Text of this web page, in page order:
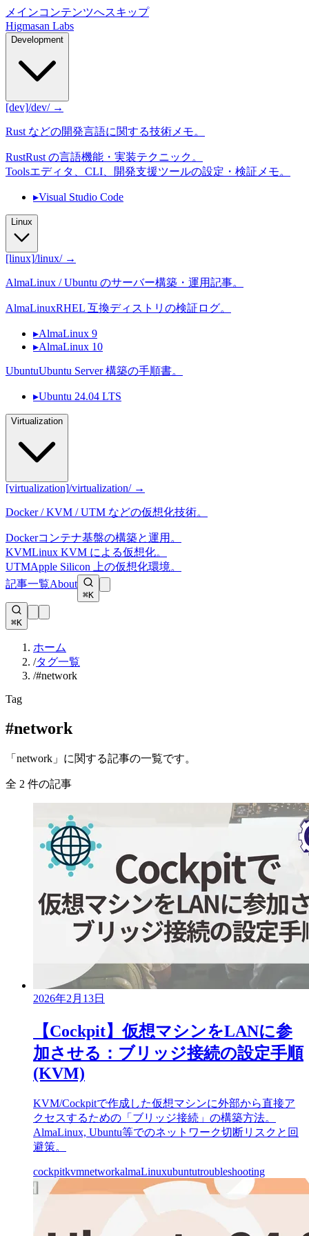
メインコンテンツへスキップ
Higmasan Labs
Development
[dev]/dev/ →
Rust などの開発言語に関する技術メモ。
RustRust の言語機能・実装テクニック。
Toolsエディタ、CLI、開発支援ツールの設定・検証メモ。
▸Visual Studio Code
Linux
[linux]/linux/ →
AlmaLinux / Ubuntu のサーバー構築・運用記事。
AlmaLinuxRHEL 互換ディストリの検証ログ。
▸AlmaLinux 9
▸AlmaLinux 10
UbuntuUbuntu Server 構築の手順書。
▸Ubuntu 24.04 LTS
Virtualization
[virtualization]/virtualization/ →
Docker / KVM / UTM などの仮想化技術。
Dockerコンテナ基盤の構築と運用。
KVMLinux KVM による仮想化。
UTMApple Silicon 上の仮想化環境。
記事一覧About
⌘K
⌘K
ホーム
/タグ一覧
/#network
Tag
#network
「network」に関する記事の一覧です。
全 2 件の記事
2026年2月13日
【Cockpit】仮想マシンをLANに参
加させる：ブリッジ接続の設定手順
(KVM)
KVM/Cockpitで作成した仮想マシンに外部から直接ア
クセスするための「ブリッジ接続」の構築方法。
AlmaLinux, Ubuntu等でのネットワーク切断リスクと回
避策。
cockpitkvmnetworkalmaLinuxubuntutroubleshooting